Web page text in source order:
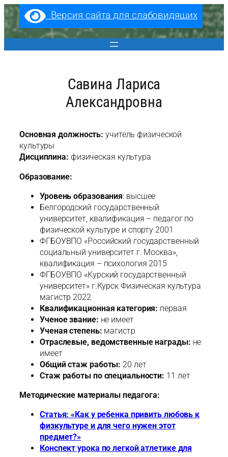
Перейти
к
содержимому
Версия сайта для слабовидящих
Савина Лариса
Александровна
Основная должность: учитель физической
культуры
Дисциплина: физическая культура
Образование:
Уровень образования: высшее
Белгородский государственный
университет, квалификация – педагог по
физической культуре и спорту 2001
ФГБОУВПО «Российский государственный
социальный университет г. Москва»,
квалификация – психология 2015
ФГБОУВПО «Курский государственный
университет» г.Курск Физическая культура
магистр 2022
Квалификационная категория: первая
Ученое звание: не имеет
Ученая степень: магистр
Отраслевые, ведомственные награды: не
имеет
Общий стаж работы: 20 лет
Стаж работы по специальности: 11 лет
Методические материалы педагога:
Статья: «Как у ребенка привить любовь к
физкультуре и для чего нужен этот
предмет?»
Конспект урока по легкой атлетике для